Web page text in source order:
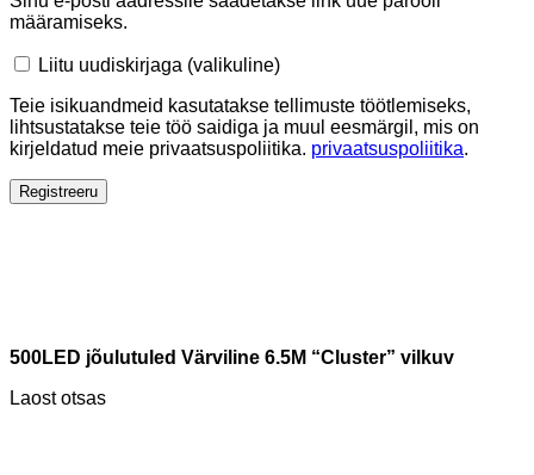
määramiseks.
Liitu uudiskirjaga (valikuline)
Teie isikuandmeid kasutatakse tellimuste töötlemiseks,
lihtsustatakse teie töö saidiga ja muul eesmärgil, mis on
kirjeldatud meie privaatsuspoliitika. privaatsuspoliitika.
Registreeru
500LED jõulutuled Värviline 6.5M “Cluster” vilkuv
Laost otsas